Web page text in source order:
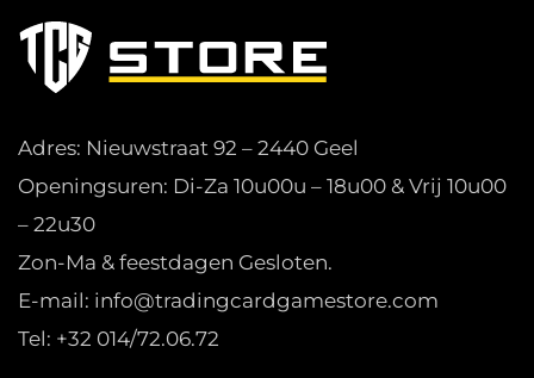
Adres: Nieuwstraat 92 – 2440 Geel
Openingsuren: Di-Za 10u00u – 18u00 & Vrij 10u00
– 22u30
Zon-Ma & feestdagen Gesloten.
E-mail: info@tradingcardgamestore.com
Tel: +32 014/72.06.72